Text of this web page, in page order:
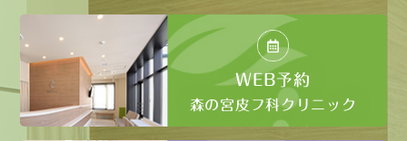
WEB予約
森の宮皮フ科クリニック